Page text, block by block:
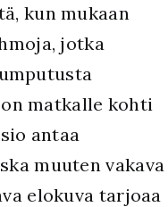
kun mukaan
jotka
matkalle kohti
antaa
muuten vakava
elokuva tarjoaa